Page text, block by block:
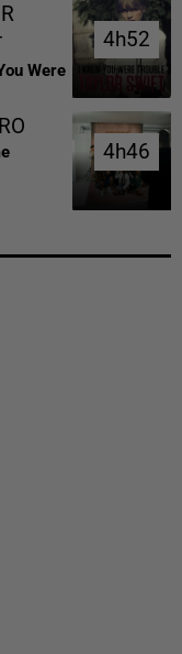
Were
4h52
4h52
4h46
4h46